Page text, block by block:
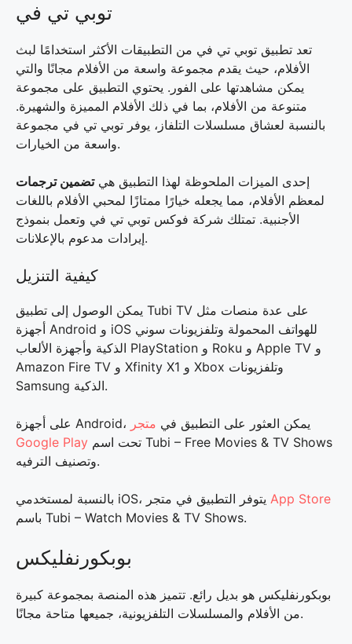
توبي تي في
تعد تطبيق توبي تي في من التطبيقات الأكثر استخدامًا لبث
الأفلام، حيث يقدم مجموعة واسعة من الأفلام مجانًا والتي
يمكن مشاهدتها على الفور. يحتوي التطبيق على مجموعة
متنوعة من الأفلام، بما في ذلك الأفلام المميزة والشهيرة.
بالنسبة لعشاق مسلسلات التلفاز، يوفر توبي تي في مجموعة
واسعة من الخيارات.
إحدى الميزات الملحوظة لهذا التطبيق هيتضمين ترجمات
لمعظم الأفلام، مما يجعله خيارًا ممتازًا لمحبي الأفلام باللغات
الأجنبية. تمتلك شركة فوكس توبي تي في وتعمل بنموذج
إيرادات مدعوم بالإعلانات.
كيفية التنزيل
يمكن الوصول إلى تطبيق Tubi TV على عدة منصات مثل
أجهزة Android و iOS للهواتف المحمولة وتلفزيونات سوني
الذكية وأجهزة الألعاب PlayStation و Roku و Apple TV و
Amazon Fire TV و Xfinity X1 و Xbox وتلفزيونات
Samsung الذكية.
على أجهزة Android، يمكن العثور على التطبيق في متجر
Google Play
وتصنيف الترفيه.
App Store
باسم Tubi – Watch Movies & TV Shows.
بوبكورنفليكس
بوبكورنفليكس هو بديل رائع. تتميز هذه المنصة بمجموعة كبيرة
من الأفلام والمسلسلات التلفزيونية، جميعها متاحة مجانًا.